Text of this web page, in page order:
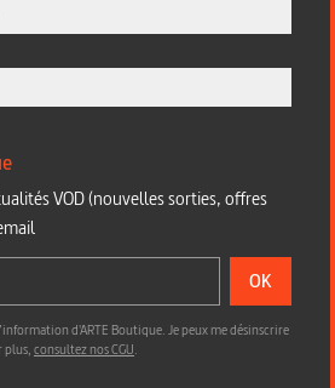
VOD (nouvelles sorties, offres
OK
d'ARTE Boutique. Je peux me désinscrire
plus,consultez nos CGU.